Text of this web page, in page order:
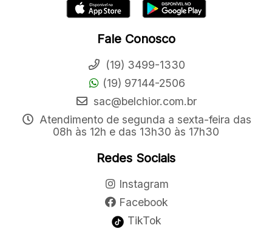
Fale Conosco
(19) 3499-1330
(19) 97144-2506
sac@belchior.com.br
Atendimento de segunda a sexta-feira das
08h às 12h e das 13h30 às 17h30
Redes Sociais
Instagram
Facebook
TikTok